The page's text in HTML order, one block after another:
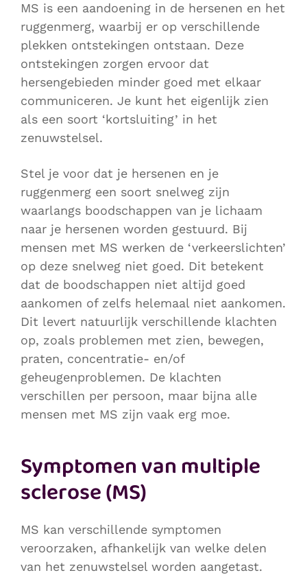
MS is een aandoening in de hersenen en het
ruggenmerg, waarbij er op verschillende
plekken ontstekingen ontstaan. Deze
ontstekingen zorgen ervoor dat
hersengebieden minder goed met elkaar
communiceren. Je kunt het eigenlijk zien
als een soort ‘kortsluiting’ in het
zenuwstelsel.
Stel je voor dat je hersenen en je
ruggenmerg een soort snelweg zijn
waarlangs boodschappen van je lichaam
naar je hersenen worden gestuurd. Bij
mensen met MS werken de ‘verkeerslichten’
op deze snelweg niet goed. Dit betekent
dat de boodschappen niet altijd goed
aankomen of zelfs helemaal niet aankomen.
Dit levert natuurlijk verschillende klachten
op, zoals problemen met zien, bewegen,
praten, concentratie- en/of
geheugenproblemen. De klachten
verschillen per persoon, maar bijna alle
mensen met MS zijn vaak erg moe.
Symptomen van multiple
sclerose (MS)
MS kan verschillende symptomen
veroorzaken, afhankelijk van welke delen
van het zenuwstelsel worden aangetast.